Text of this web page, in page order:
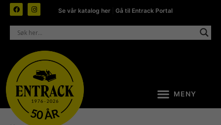
Se vår katalog her |Gå til Entrack Portal